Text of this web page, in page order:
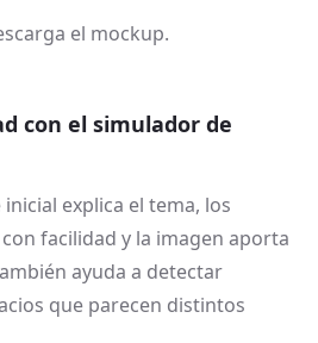
el mockup.
con el simulador de
explica el tema, los
facilidad y la imagen aporta
ayuda a detectar
que parecen distintos